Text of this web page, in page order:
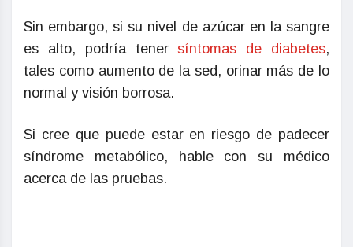
Sin embargo, si su nivel de azúcar en la sangre
es alto, podría tenersíntomas de diabetes,
tales como aumento de la sed, orinar más de lo
normal y visión borrosa.
Si cree que puede estar en riesgo de padecer
síndrome metabólico, hable con su médico
acerca de las pruebas.